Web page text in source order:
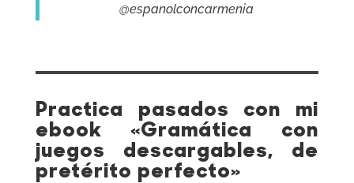
@espanolconcarmenia
Practica pasados con mi
ebook «Gramática con
juegos descargables, de
pretérito perfecto»